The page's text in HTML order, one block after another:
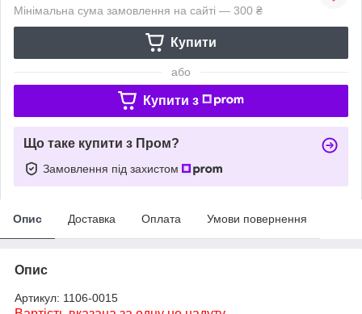
Мінімальна сума замовлення на сайті — 300 ₴
Купити
або
Купити з
Що таке купити з Пром?
Замовлення під захистом
Опис Доставка Оплата Умови повернення
Опис
Артикул: 1106-0015